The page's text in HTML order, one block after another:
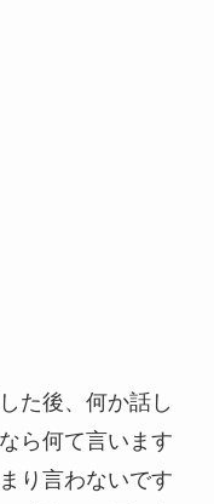
た後、何か話し
ら何て言います
り言わないです